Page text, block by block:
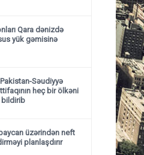
Qara dənizdə
yük gəmisinə
Səudiyyə
heç bir ölkəni
bildirib
üzərindən neft
planlaşdırır